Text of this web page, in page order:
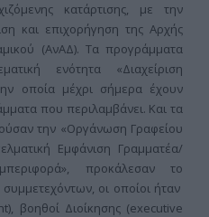
κατάρτισης, με την
και επιχορήγηση της Αρχής
(ΑνΑΔ). Τα προγράμματα
ενότητα «Διαχείριση
οποία μέχρι σήμερα έχουν
που περιλαμβάνει. Και τα
την «Οργάνωση Γραφείου
Εμφάνιση Γραμματέα/
προκάλεσαν το
οι οποίοι ήταν
βοηθοί Διοίκησης (executive